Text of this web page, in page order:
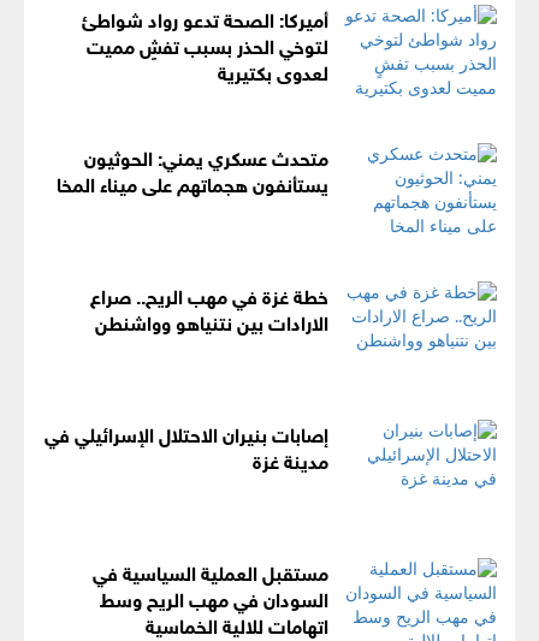
أميركا: الصحة تدعو رواد شواطئ
لتوخي الحذر بسبب تفشٍ مميت
لعدوى بكتيرية
متحدث عسكري يمني: الحوثيون
يستأنفون هجماتهم على ميناء المخا
خطة غزة في مهب الريح.. صراع
الارادات بين نتنياهو وواشنطن
إصابات بنيران الاحتلال الإسرائيلي في
مدينة غزة
مستقبل العملية السياسية في
السودان في مهب الريح وسط
اتهامات للالية الخماسية